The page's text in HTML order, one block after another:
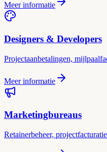
Meer informatie
Designers & Developers
Projectaanbetalingen,
Meer informatie
Marketingbureaus
Retainerbeheer,